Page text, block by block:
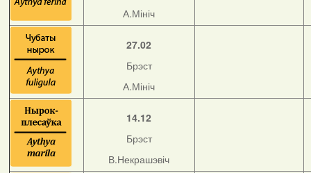
А.Мініч
27.02
Брэст
А.Мініч
14.12
Брэст
В.Некрашэвіч